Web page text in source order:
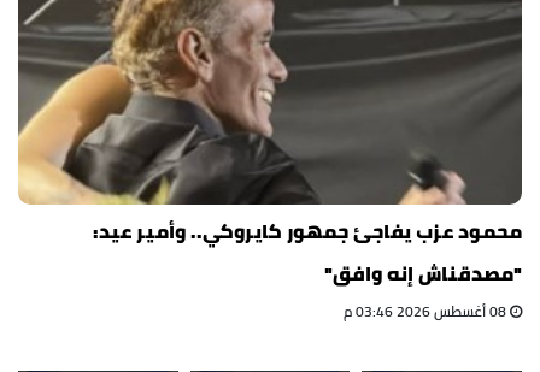
محمود عزب يفاجئ جمهور كايروكي.. وأمير عيد:
"مصدقناش إنه وافق"